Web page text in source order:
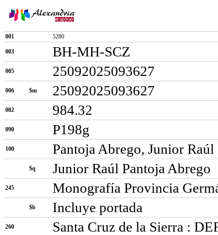
001 5280
003 BH-MH-SCZ
005 25092025093627
006 $m 25092025093627
082 984.32
090 P198g
100 Pantoja Abrego, Junior Raúl
$q Junior Raúl Pantoja Abrego
245 Monografía Provincia
$b Incluye portada
260 Santa Cruz de la Sierra :